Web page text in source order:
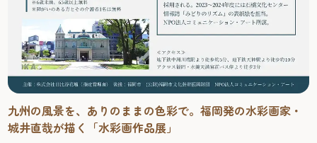
九州の風景を、ありのままの色彩で。福岡発の水彩画家・
城井直哉が描く「水彩画作品展」